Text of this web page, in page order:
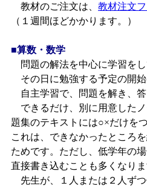
教材のご注文は、 教材注文
（１週間ほどかかります。）
■算数・数学
問題の解法を中心に学習をし
その日に勉強する予定の開始
自主学習で、問題を解き、答
できるだけ、別に用意した
題集のテキストには○×だけを
これは、できなかったところ
ためです。ただし、低学年の
直接書き込むことも多くなりま
先生が、１人または２人ず